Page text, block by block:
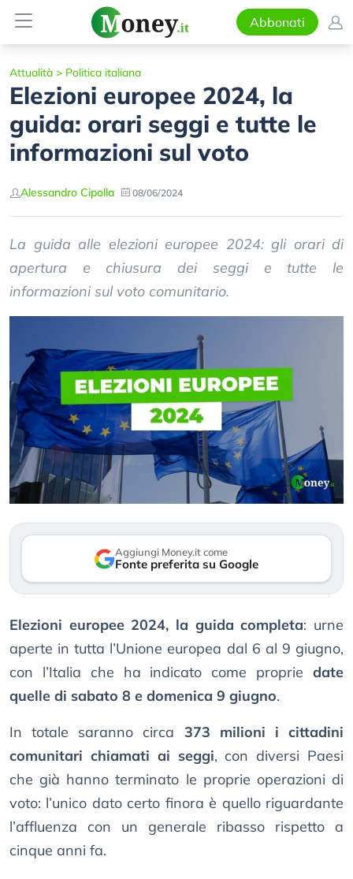
Abbonati
Attualità > Politica italiana
Elezioni europee 2024, la
guida: orari seggi e tutte le
informazioni sul voto
Alessandro Cipolla 08/06/2024
La guida alle elezioni europee 2024: gli orari di
apertura e chiusura dei seggi e tutte le
informazioni sul voto comunitario.
Aggiungi Money.it come
Fonte preferita su Google
Elezioni europee 2024, la guida completa: urne
aperte in tutta l’Unione europea dal 6 al 9 giugno,
con l’Italia che ha indicato come proprie date
quelle di sabato 8 e domenica 9 giugno.
In totale saranno circa 373 milioni i cittadini
comunitari chiamati ai seggi, con diversi Paesi
che già hanno terminato le proprie operazioni di
voto: l’unico dato certo finora è quello riguardante
l’affluenza con un generale ribasso rispetto a
cinque anni fa.